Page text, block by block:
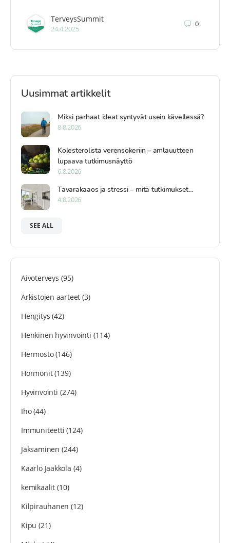
TerveysSummit
24.4.2025
0
Uusimmat artikkelit
Miksi parhaat ideat syntyvät usein kävellessä?
8.8.2026
Kolesterolista verensokeriin – amlauutteen
lupaava tutkimusnäyttö
6.8.2026
Tavarakaaos ja stressi – mitä tutkimukset…
4.8.2026
SEE ALL
Aivoterveys (95)
Arkistojen aarteet (3)
Hengitys (42)
Henkinen hyvinvointi (114)
Hermosto(146)
Hormonit(139)
Hyvinvointi (274)
Iho(44)
Immuniteetti (124)
Jaksaminen (244)
Kaarlo Jaakkola (4)
kemikaalit(10)
Kilpirauhanen (12)
Kipu (21)